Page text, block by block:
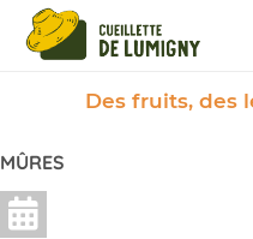
Des fruits, des
MÛRES
Panneau de gestion des